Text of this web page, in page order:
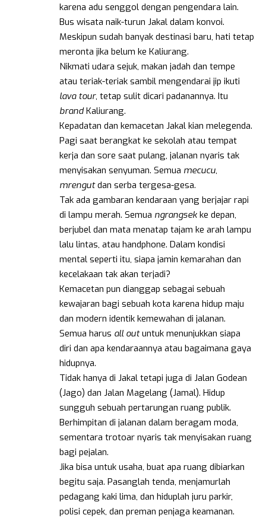
karena adu senggol dengan pengendara lain.
Bus wisata naik-turun Jakal dalam konvoi.
Meskipun sudah banyak destinasi baru, hati tetap
meronta jika belum ke Kaliurang.
Nikmati udara sejuk, makan jadah dan tempe
atau teriak-teriak sambil mengendarai jip ikuti
lava tour, tetap sulit dicari padanannya. Itu
brandKaliurang.
Kepadatan dan kemacetan Jakal kian melegenda.
Pagi saat berangkat ke sekolah atau tempat
kerja dan sore saat pulang, jalanan nyaris tak
menyisakan senyuman. Semua mecucu,
mrengutdan serba tergesa-gesa.
Tak ada gambaran kendaraan yang berjajar rapi
di lampu merah. Semua ngrangsek ke depan,
berjubel dan mata menatap tajam ke arah lampu
lalu lintas, atau handphone. Dalam kondisi
mental seperti itu, siapa jamin kemarahan dan
kecelakaan tak akan terjadi?
Kemacetan pun dianggap sebagai sebuah
kewajaran bagi sebuah kota karena hidup maju
dan modern identik kemewahan di jalanan.
Semua harus all outuntuk menunjukkan siapa
diri dan apa kendaraannya atau bagaimana gaya
hidupnya.
Tidak hanya di Jakal tetapi juga di Jalan Godean
(Jago) dan Jalan Magelang (Jamal). Hidup
sungguh sebuah pertarungan ruang publik.
Berhimpitan di jalanan dalam beragam moda,
sementara trotoar nyaris tak menyisakan ruang
bagi pejalan.
Jika bisa untuk usaha, buat apa ruang dibiarkan
begitu saja. Pasanglah tenda, menjamurlah
pedagang kaki lima, dan hiduplah juru parkir,
polisi cepek, dan preman penjaga keamanan.